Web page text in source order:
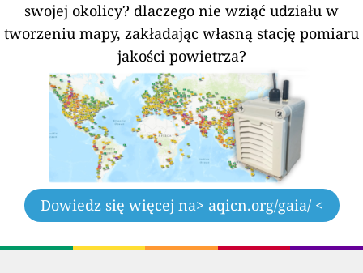
swojej okolicy? dlaczego nie wziąć udziału w
tworzeniu mapy, zakładając własną stację pomiaru
jakości powietrza?
Dowiedz się więcej na> aqicn.org/gaia/ <